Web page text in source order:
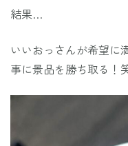
結果…
いいおっさんが希望に
事に景品を勝ち取る！